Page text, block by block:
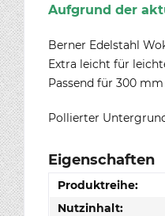
Aufgrund der
Berner Edelstahl
Extra leicht für
Passend für 300
Pollierter
Eigenschaften
Produktreihe:
Nutzinhalt: